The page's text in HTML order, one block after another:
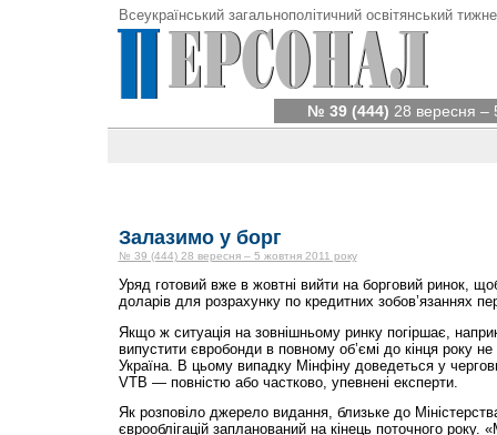
Всеукраїнський загальнополітичний освітянський
№ 39 (444) 28 вересня –
Залазимо у борг
№ 39 (444) 28 вересня – 5 жовтня 2011 року
Уряд готовий вже в жовтні вийти на борговий ринок,
доларів для розрахунку по кредитних зобов’язаннях
Якщо ж ситуація на зовнішньому ринку погіршає,
випустити євробонди в повному об’ємі до кінця року
Україна. В цьому випадку Мінфіну доведеться у
VTB — повністю або частково, упевнені експерти.
Як розповіло джерело видання, близьке до
єврооблігацій запланований на кінець поточного року.